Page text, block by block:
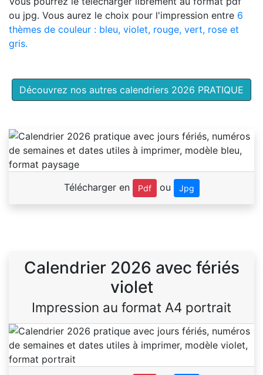
ou jpg. Vous aurez le choix pour l'impression entre 6
thèmes de couleur : bleu, violet, rouge, vert, rose et
gris.
Découvrez nos autres calendriers 2026 PRATIQUE
Télécharger en Pdf ou Jpg
Calendrier 2026 avec fériés
violet
Impression au format A4 portrait